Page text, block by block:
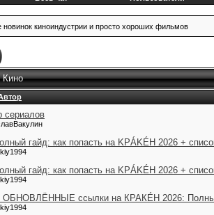
киноиндустрии и просто хороших фильмов
сериалов
гайд: как попасть на KРÁKÉH 2026 +
гайд: как попасть на KРÁKÉH 2026 +
ссылки на КРАКÉН 2026: